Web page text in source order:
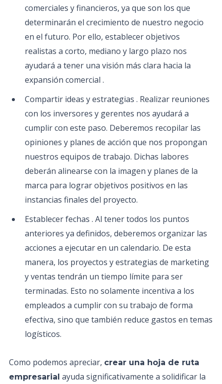
comerciales y financieros, ya que son los que
determinarán el crecimiento de nuestro negocio
en el futuro. Por ello, establecer objetivos
realistas a corto, mediano y largo plazo nos
ayudará a tener una visión más clara hacia la
expansión comercial .
Compartir ideas y estrategias . Realizar reuniones
con los inversores y gerentes nos ayudará a
cumplir con este paso. Deberemos recopilar las
opiniones y planes de acción que nos propongan
nuestros equipos de trabajo. Dichas labores
deberán alinearse con la imagen y planes de la
marca para lograr objetivos positivos en las
instancias finales del proyecto.
Establecer fechas . Al tener todos los puntos
anteriores ya definidos, deberemos organizar las
acciones a ejecutar en un calendario. De esta
manera, los proyectos y estrategias de marketing
y ventas tendrán un tiempo límite para ser
terminadas. Esto no solamente incentiva a los
empleados a cumplir con su trabajo de forma
efectiva, sino que también reduce gastos en temas
logísticos.
Como podemos apreciar, crear una hoja de ruta
empresarial ayuda significativamente a solidificar la